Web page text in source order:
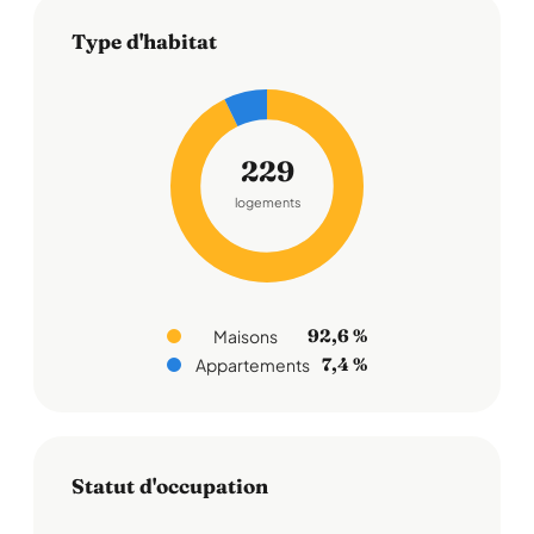
Type d'habitat
229
logements
Maisons 92,6 %
Appartements 7,4 %
Statut d'occupation